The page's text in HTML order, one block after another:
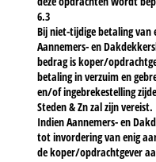
6.3
Bij niet-tijdige betaling
Aannemers- en
bedrag is koper/
betaling in verzuim en
en/of ingebrekestelling
Steden & Zn zal zijn vereist.
Indien Aannemers- en
tot invordering van enig
de koper/opdrachtgever